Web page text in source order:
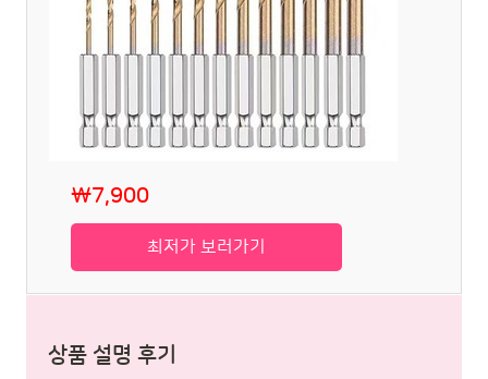
₩7,900
최저가 보러가기
상품 설명 후기